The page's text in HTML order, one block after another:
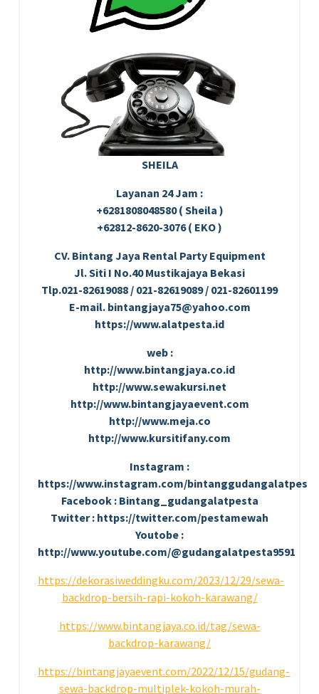
SHEILA
Layanan 24 Jam :
+6281808048580 ( Sheila )
+62812-8620-3076 ( EKO )
CV. Bintang Jaya Rental Party Equipment
Jl. Siti I No.40 Mustikajaya Bekasi
Tlp.021-82619088 / 021-82619089 / 021-82601199
E-mail. bintangjaya75@yahoo.com
https://www.alatpesta.id
web :
http://www.bintangjaya.co.id
http://www.sewakursi.net
http://www.bintangjayaevent.com
http://www.meja.co
http://www.kursitifany.com
Instagram :
https://www.instagram.com/
Facebook : Bintang_gudangalatpesta
Twitter : https://twitter.com/pestamewah
Youtobe :
http://www.youtube.com/@gudangalatpesta9591
https://dekorasiweddingku.com/2023/12/29/sewa-
backdrop-bersih-rapi-kokoh-karawang/
https://www.bintangjaya.co.id/tag/sewa-
backdrop-karawang/
https://bintangjayaevent.com/2022/12/15/gudang-
sewa-backdrop-multiplek-kokoh-murah-